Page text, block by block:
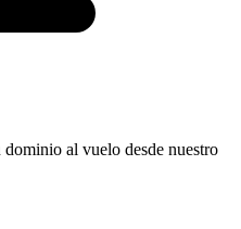
al vuelo desde nuestro